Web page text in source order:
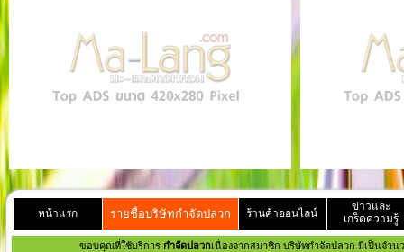
หน้าแรก รายชื่อบริษัทกำจัดปลวก ร้านค้าออนไลน์
ข่าวและ
เกร็ดความรู้
ขอบคุณที่ใช้บริการ กำจัดปลวกเนื่องจากสมาชิก บริษัทกำจัดปลวก มีเป็นจำ